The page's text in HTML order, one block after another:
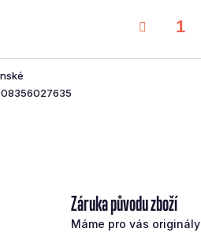
Záruka původu zboží
Máme pro vás originály